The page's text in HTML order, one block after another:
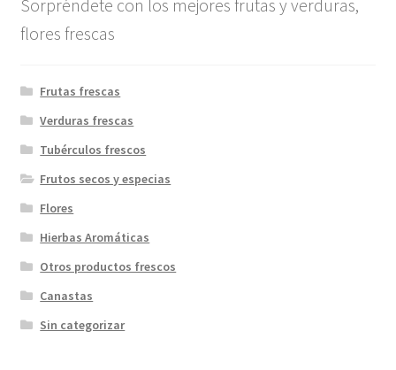
Sorpréndete con los mejores frutas y verduras,
flores frescas
Frutas frescas
Verduras frescas
Tubérculos frescos
Frutos secos y especias
Flores
Hierbas Aromáticas
Otros productos frescos
Canastas
Sin categorizar